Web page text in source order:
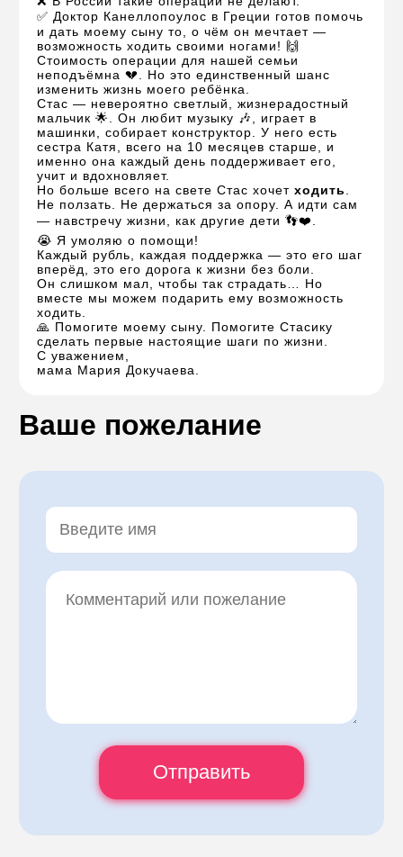
✅ Доктор Канеллопоулос в Греции готов помочь
и дать моему сыну то, о чём он мечтает —
возможность ходить своими ногами! 🙌
Стоимость операции для нашей семьи
неподъёмна 💔. Но это единственный шанс
изменить жизнь моего ребёнка.
Стас — невероятно светлый, жизнерадостный
мальчик 🌟. Он любит музыку 🎶, играет в
машинки, собирает конструктор. У него есть
сестра Катя, всего на 10 месяцев старше, и
именно она каждый день поддерживает его,
учит и вдохновляет.
Но больше всего на свете Стас хочетходить
Не ползать. Не держаться за опору. А идти сам
— навстречу жизни, как другие дети 👣❤️.
😭 Я умоляю о помощи!
Каждый рубль, каждая поддержка — это его шаг
вперёд, это его дорога к жизни без боли.
Он слишком мал, чтобы так страдать… Но
вместе мы можем подарить ему возможность
ходить.
🙏 Помогите моему сыну. Помогите Стасику
сделать первые настоящие шаги по жизни.
С уважением,
мама Мария Докучаева.
Ваше пожелание